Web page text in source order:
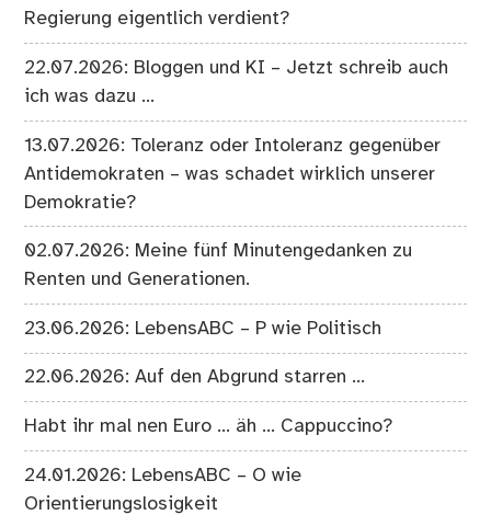
Regierung eigentlich verdient?
22.07.2026: Bloggen und KI – Jetzt schreib auch
ich was dazu …
13.07.2026: Toleranz oder Intoleranz gegenüber
Antidemokraten – was schadet wirklich unserer
Demokratie?
02.07.2026: Meine fünf Minutengedanken zu
Renten und Generationen.
23.06.2026: LebensABC – P wie Politisch
22.06.2026: Auf den Abgrund starren …
Habt ihr mal nen Euro … äh … Cappuccino?
24.01.2026: LebensABC – O wie
Orientierungslosigkeit